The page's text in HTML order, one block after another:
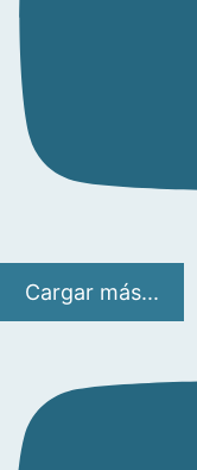
Cargar más...